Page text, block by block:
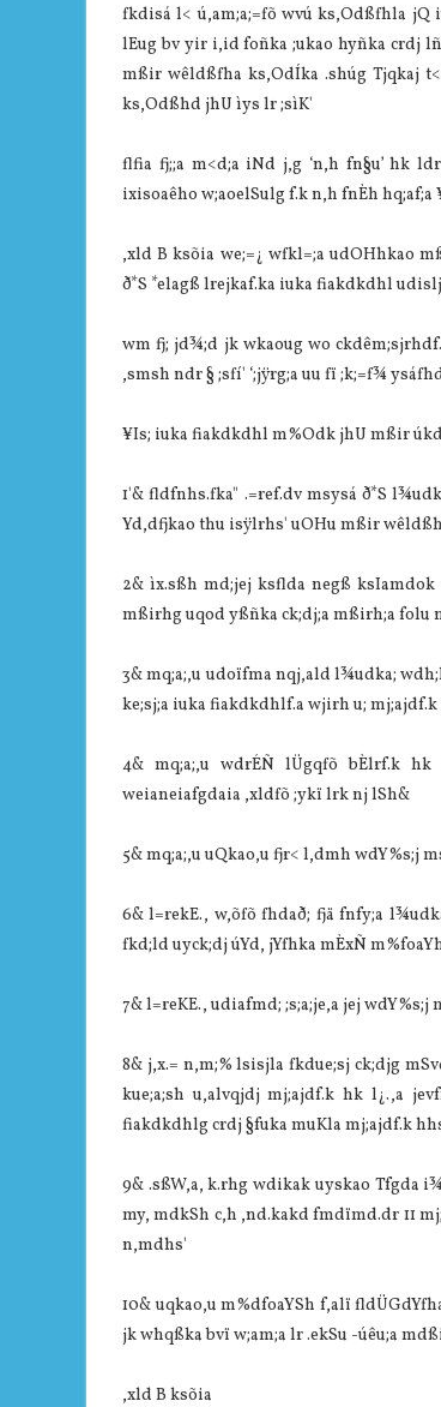
fkdisá l< ú,am;a;=fõ wvú ks,Odßfhla
lEug bv yir i,id foñka ;ukao hyñka crdj
mßir wêldßfha ks,OdÍka .shúg Tjqkaj
ks,Odßhd jhU ìys lr ;sìK'
flfia fj;;a m<d;a iNd j,g ‘n,h fn§u’ hk
ixisoaêho w;aoelSulg f.k n,h fnÈh
,xld B ksõia we;=¿ wfkl=;a udOHhkao
ð*S *elagß lrejkaf.ka iuka fiakdkdhl
wm fj; jd¾;d jk wkaoug wo
,smsh ndr § ;sfí' ‘;jÿrg;a uu fï ;k;=f¾
¥Is; iuka fiakdkdhl m%Odk jhU mßir
1'& fldfnhs.fka" .=ref.dv msysá ð*S
Yd,dfjkao thu isÿlrhs' uOHu mßir
2& ìx.sßh md;jej ksflda negß
mßirhg uqod yßñka ck;dj;a mßirh;a folu
3& mq;a;,u udoïfma nqj,ald l¾udka;
ke;sj;a iuka fiakdkdhlf.a wjirh u;
4& mq;a;,u wdrÉÑ lÜgqfõ bÈlrf.k hk
weianeiafgdaia ,xldfõ ;ykï lrk nj lSh&
5& mq;a;,u uQkao,u fjr< l,dmh wdY%s;j
6& l=rekE., w,õfõ fhdað; fjä fnfy;a
fkd;ld uyck;dj úYd, jYfhka mÈxÑ
7& l=reKE., udiafmd; ;s;a;je,a jej
8& j,x.= n,m;% lsisjla fkdue;sj ck;djg
kue;a;sh u,alvqjdj mj;ajdf.k hk l¿.,a
fiakdkdhlg crdj §fuka muKla mj;ajdf.k
9& .sßW,a, k.rhg wdikak uyskao Tfgda
my, mdkSh c,h ,nd.kakd fmdïmd.dr 11
n,mdhs'
10& uqkao,u m%dfoaYSh f,alï
jk whqßka bvï w;am;a lr .ekSu -úêu;a
,xld B ksõia